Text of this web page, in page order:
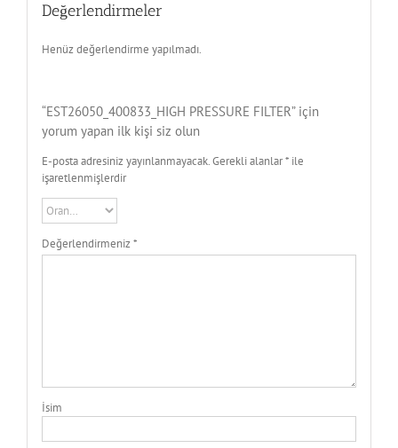
Değerlendirmeler
Henüz değerlendirme yapılmadı.
“EST26050_400833_HIGH PRESSURE FILTER” için
yorum yapan ilk kişi siz olun
E-posta adresiniz yayınlanmayacak. Gerekli alanlar*ile
işaretlenmişlerdir
Değerlendirmeniz*
İsim